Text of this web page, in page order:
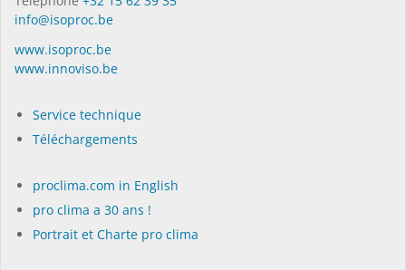
autocollantes pour
câbles à insérer
ultérieurement, pour
info@isoproc.be
www.isoproc.be
www.innoviso.be
Service technique
Téléchargements
proclima.com in English
pro clima a 30 ans !
Portrait et Charte pro clima